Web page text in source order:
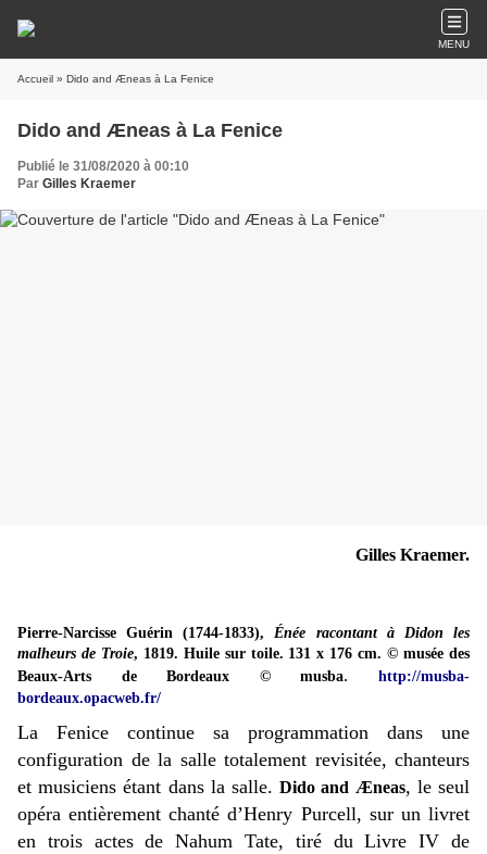
MENU
Accueil » Dido and Æneas à La Fenice
Dido and Æneas à La Fenice
Publié le 31/08/2020 à 00:10
Par Gilles Kraemer
Gilles Kraemer.
Pierre-Narcisse Guérin (1744-1833), Énée racontant à Didon les
malheurs de Troie, 1819. Huile sur toile. 131 x 176 cm. © musée des
Beaux-Arts de Bordeaux © musba.
http://musba-
bordeaux.opacweb.fr/
La Fenice continue sa programmation dans une
configuration de la salle totalement revisitée, chanteurs
et musiciens étant dans la salle.Dido and Æneas, le seul
opéra entièrement chanté d’Henry Purcell, sur un livret
en trois actes de Nahum Tate, tiré du Livre IV de